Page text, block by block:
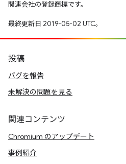
関連会社の登録商標です。
最終更新日 2019-05-02 UTC。
投稿
バグを報告
未解決の問題を見る
関連コンテンツ
Chromium のアップデート
事例紹介